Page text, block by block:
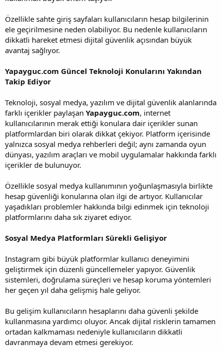
Özellikle sahte giriş sayfaları kullanıcıların hesap bilgilerinin
ele geçirilmesine neden olabiliyor. Bu nedenle kullanıcıların
dikkatli hareket etmesi dijital güvenlik açısından büyük
avantaj sağlıyor.
Yapayguc.com Güncel Teknoloji Konularını Yakından
Takip Ediyor
Teknoloji, sosyal medya, yazılım ve dijital güvenlik alanlarında
farklı içerikler paylaşan Yapayguc.com, internet
kullanıcılarının merak ettiği konulara dair içerikler sunan
platformlardan biri olarak dikkat çekiyor. Platform içerisinde
yalnızca sosyal medya rehberleri değil; aynı zamanda oyun
dünyası, yazılım araçları ve mobil uygulamalar hakkında farklı
içerikler de bulunuyor.
Özellikle sosyal medya kullanımının yoğunlaşmasıyla birlikte
hesap güvenliği konularına olan ilgi de artıyor. Kullanıcılar
yaşadıkları problemler hakkında bilgi edinmek için teknoloji
platformlarını daha sık ziyaret ediyor.
Sosyal Medya Platformları Sürekli Gelişiyor
Instagram gibi büyük platformlar kullanıcı deneyimini
geliştirmek için düzenli güncellemeler yapıyor. Güvenlik
sistemleri, doğrulama süreçleri ve hesap koruma yöntemleri
her geçen yıl daha gelişmiş hale geliyor.
Bu gelişim kullanıcıların hesaplarını daha güvenli şekilde
kullanmasına yardımcı oluyor. Ancak dijital risklerin tamamen
ortadan kalkmaması nedeniyle kullanıcıların dikkatli
davranmaya devam etmesi gerekiyor.